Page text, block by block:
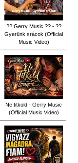
?? Gerry Music ?? - ??
Gyerünk srácok (Official
Music Video)
Ne titkold - Gerry Music
(Official Music Video)